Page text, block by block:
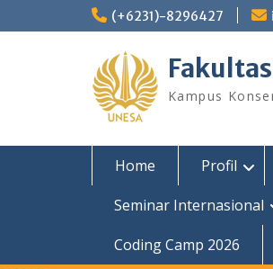
to
(+6231)-8296427
Kampus
Home Profil
Seminar Internasional
Coding Camp 2026